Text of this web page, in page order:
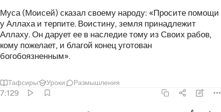
Муса (Моисей) сказал своему народу: «Просите помощи
у Аллаха и терпите. Воистину, земля принадлежит
Аллаху. Он дарует ее в наследие тому из Своих рабов,
кому пожелает, и благой конец уготован
богобоязненным».
Тафсиры Уроки Размышления
7:129